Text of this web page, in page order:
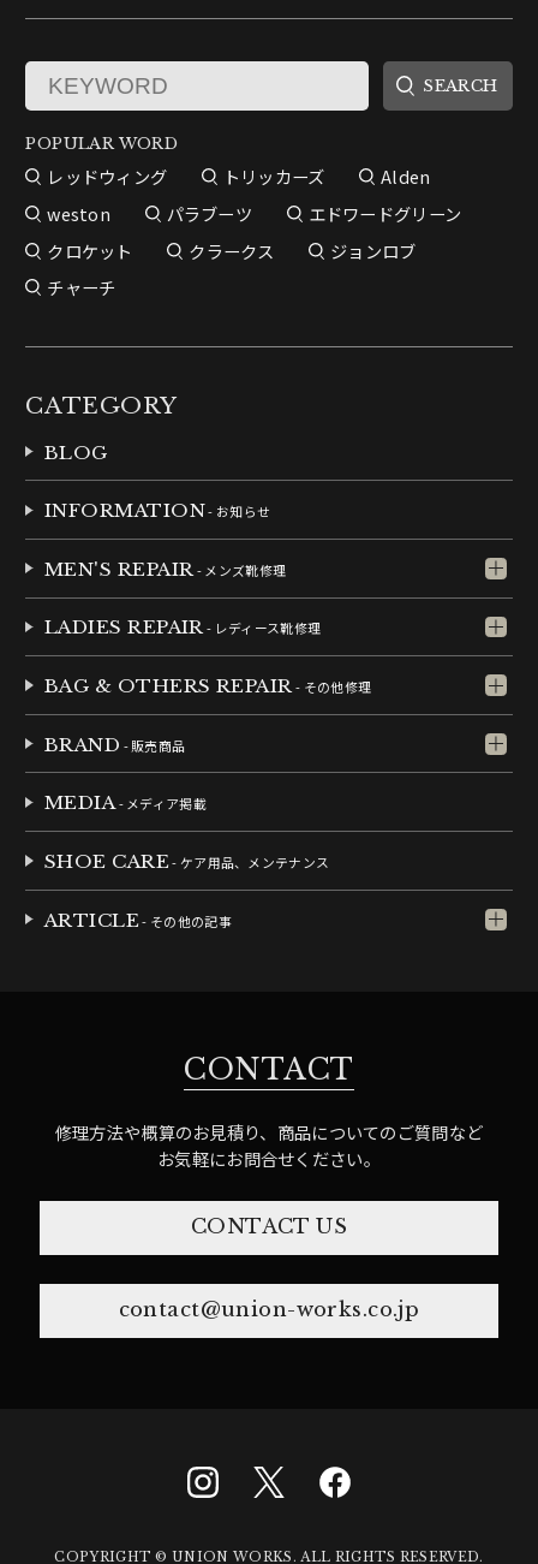
POPULAR WORD
レッドウィング トリッカーズ
Alden
weston
パラブーツ
エドワードグリーン
クロケット
クラークス
ジョンロブ
チャーチ
CATEGORY
BLOG
INFORMATION- お知らせ
MEN'S REPAIR- メンズ靴修理
LADIES REPAIR- レディース靴修理
BAG & OTHERS REPAIR- その他修理
BRAND - 販売商品
MEDIA- メディア掲載
SHOE CARE- ケア用品、メンテナンス
ARTICLE- その他の記事
CONTACT
修理方法や概算のお見積り、商品についてのご質問など
お気軽にお問合せください。
CONTACT US
contact@union-works.co.jp
COPYRIGHT © UNION WORKS. ALL RIGHTS RESERVED.